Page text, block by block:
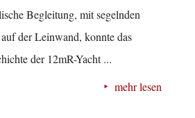
Begleitung, mit segelnden
der Leinwand, konnte das
der 12mR-Yacht ...
mehr lesen